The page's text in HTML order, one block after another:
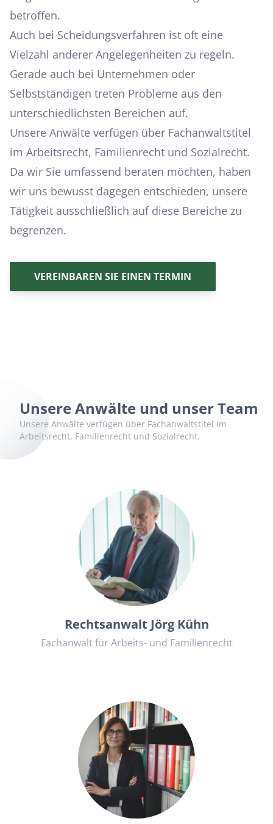
betroffen.
Auch bei Scheidungsverfahren ist oft eine
Vielzahl anderer Angelegenheiten zu regeln.
Gerade auch bei Unternehmen oder
Selbstständigen treten Probleme aus den
unterschiedlichsten Bereichen auf.
Unsere Anwälte verfügen über Fachanwaltstitel
im Arbeitsrecht, Familienrecht und Sozialrecht.
Da wir Sie umfassend beraten möchten, haben
wir uns bewusst dagegen entschieden, unsere
Tätigkeit ausschließlich auf diese Bereiche zu
begrenzen.
VEREINBAREN SIE EINEN TERMIN
Unsere Anwälte und unser Team
Unsere Anwälte verfügen über Fachanwaltstitel im
Arbeitsrecht, Familienrecht und Sozialrecht.
+49684167007
kanzlei@rae-kuehn.de
Rechtsanwalt Jörg Kühn
Fachanwalt für Arbeits- und Familienrecht
+49684167007
kanzlei@rae-kuehn.de